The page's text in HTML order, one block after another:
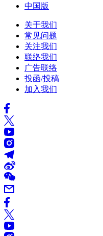
中国版
关于我们
常见问题
关注我们
联络我们
广告联络
投函/投稿
加入我们